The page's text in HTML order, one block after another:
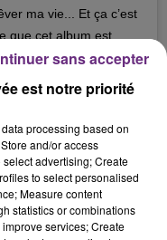
ma vie... Et ça c’est
que cet album est
de bonheur pour
et de rêver
» c’est aussi mon
hâte de partager
mood général �xÇ
la date de sortie...
T A L �ܮÎ (@talofficial) le 2 Avril 2018 à 12 :12 PDT
est notre priorité
processing based on
and/or access
advertising; Create
to select personalised
Measure content
statistics or combinations
services; Create
sans accepter